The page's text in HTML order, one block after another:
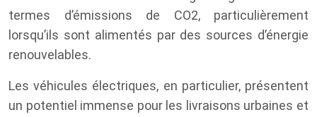
termes d’émissions de CO2, particulièrement
lorsqu’ils sont alimentés par des sources d’énergie
renouvelables.
Les véhicules électriques, en particulier, présentent
un potentiel immense pour les livraisons urbaines et